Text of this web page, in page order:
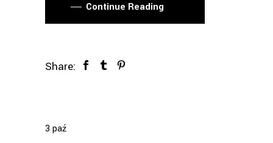
Continue Reading
Share:
3 paź